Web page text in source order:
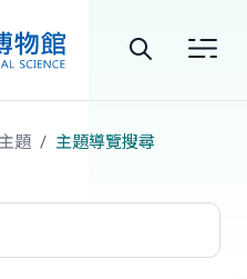
站
尋
題 主題導覽搜尋